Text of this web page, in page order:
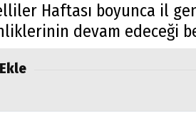
Haftası boyunca il
devam edeceği